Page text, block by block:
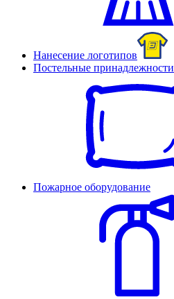
Нанесение логотипов
Постельные принадлежности
Пожарное оборудование